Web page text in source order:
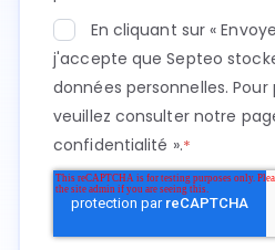
En cliquant sur «
j'accepte que Septeo
données personnelles.
veuillez consulter notre
confidentialité ».*